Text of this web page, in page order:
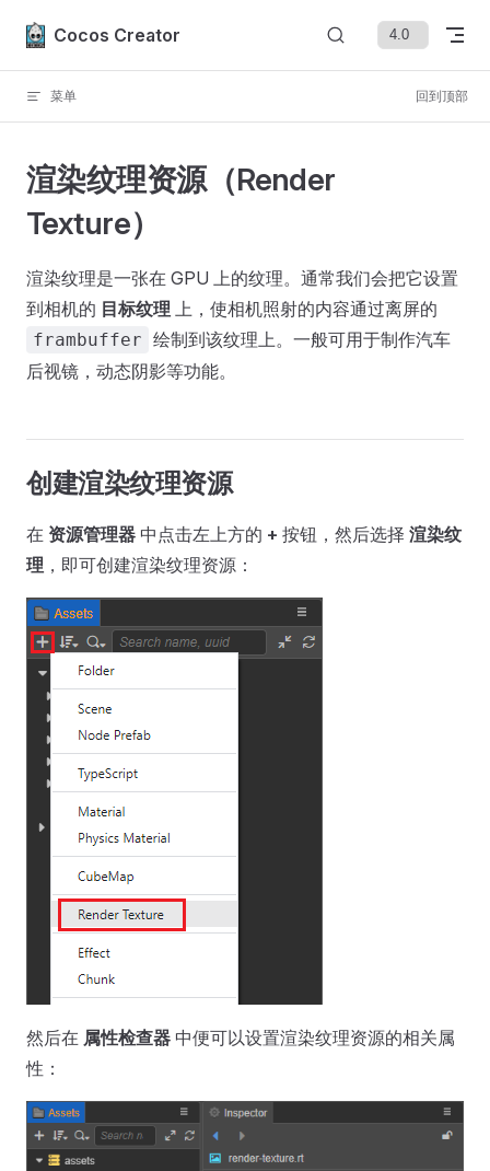
Skip to content
Cocos Creator
菜单 回到顶部
渲染纹理资源（Render
Texture）
渲染纹理是一张在 GPU 上的纹理。通常我们会把它设置
到相机的 目标纹理 上，使相机照射的内容通过离屏的
frambuffer 绘制到该纹理上。一般可用于制作汽车
后视镜，动态阴影等功能。
创建渲染纹理资源
在 资源管理器 中点击左上方的 + 按钮，然后选择 渲染纹
理 ，即可创建渲染纹理资源：
然后在 属性检查器 中便可以设置渲染纹理资源的相关属
性：